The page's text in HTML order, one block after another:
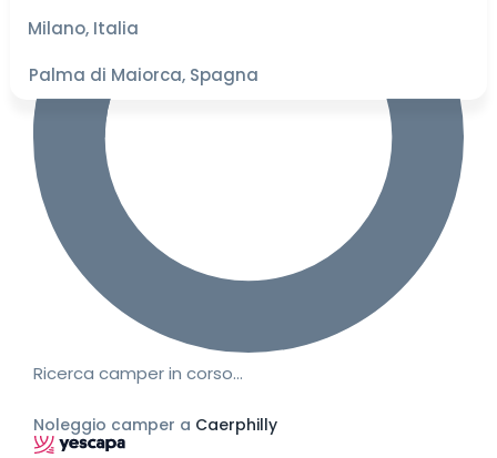
Milano, Italia
Palma di Maiorca, Spagna
Ricerca camper in corso…
Noleggio camper a Caerphilly